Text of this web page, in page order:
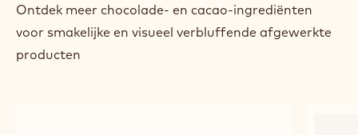
Ontdek meer chocolade- en cacao-ingrediënten
voor smakelijke en visueel verbluffende afgewerkte
producten